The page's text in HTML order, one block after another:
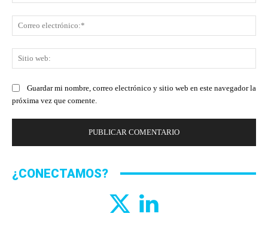
Guardar mi nombre, correo electrónico y sitio web en este navegador la
próxima vez que comente.
¿CONECTAMOS?